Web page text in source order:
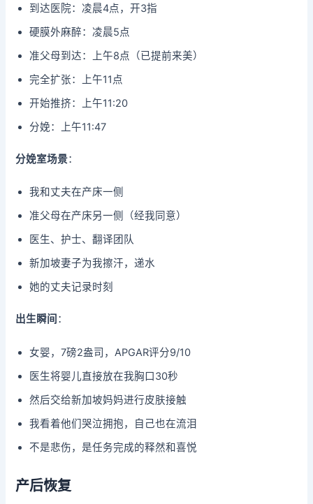
到达医院：凌晨4点，开3指
硬膜外麻醉：凌晨5点
准父母到达：上午8点（已提前来美）
完全扩张：上午11点
开始推挤：上午11:20
分娩：上午11:47
分娩室场景：
我和丈夫在产床一侧
准父母在产床另一侧（经我同意）
医生、护士、翻译团队
新加坡妻子为我擦汗，递水
她的丈夫记录时刻
出生瞬间 ：
女婴，7磅2盎司，APGAR评分9/10
医生将婴儿直接放在我胸口30秒
然后交给新加坡妈妈进行皮肤接触
我看着他们哭泣拥抱，自己也在流泪
不是悲伤，是任务完成的释然和喜悦
产后恢复